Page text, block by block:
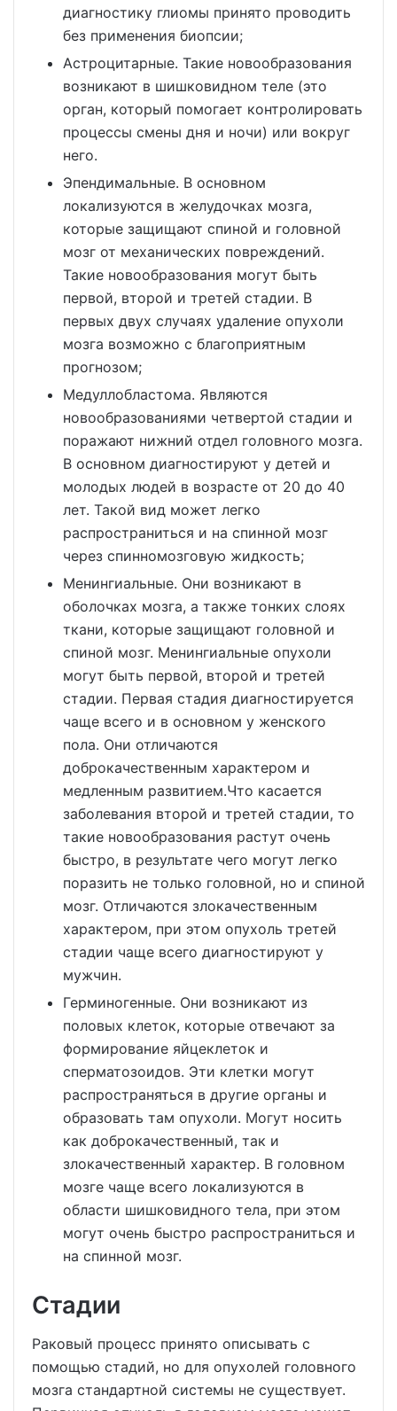
диагностику глиомы принято проводить
без применения биопсии;
Астроцитарные. Такие новообразования
возникают в шишковидном теле (это
орган, который помогает контролировать
процессы смены дня и ночи) или вокруг
него.
Эпендимальные. В основном
локализуются в желудочках мозга,
которые защищают спиной и головной
мозг от механических повреждений.
Такие новообразования могут быть
первой, второй и третей стадии. В
первых двух случаях удаление опухоли
мозга возможно с благоприятным
прогнозом;
Медуллобластома. Являются
новообразованиями четвертой стадии и
поражают нижний отдел головного мозга.
В основном диагностируют у детей и
молодых людей в возрасте от 20 до 40
лет. Такой вид может легко
распространиться и на спинной мозг
через спинномозговую жидкость;
Менингиальные. Они возникают в
оболочках мозга, а также тонких слоях
ткани, которые защищают головной и
спиной мозг. Менингиальные опухоли
могут быть первой, второй и третей
стадии. Первая стадия диагностируется
чаще всего и в основном у женского
пола. Они отличаются
доброкачественным характером и
медленным развитием.Что касается
заболевания второй и третей стадии, то
такие новообразования растут очень
быстро, в результате чего могут легко
поразить не только головной, но и спиной
мозг. Отличаются злокачественным
характером, при этом опухоль третей
стадии чаще всего диагностируют у
мужчин.
Герминогенные. Они возникают из
половых клеток, которые отвечают за
формирование яйцеклеток и
сперматозоидов. Эти клетки могут
распространяться в другие органы и
образовать там опухоли. Могут носить
как доброкачественный, так и
злокачественный характер. В головном
мозге чаще всего локализуются в
области шишковидного тела, при этом
могут очень быстро распространиться и
на спинной мозг.
Стадии
Раковый процесс принято описывать с
помощью стадий, но для опухолей головного
мозга стандартной системы не существует.